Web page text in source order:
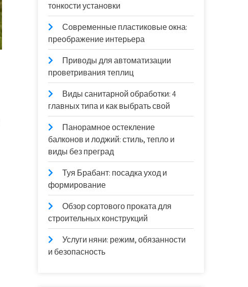
тонкости установки
Современные пластиковые окна:
преображение интерьера
Приводы для автоматизации
проветривания теплиц
Виды санитарной обработки: 4
главных типа и как выбрать свой
Панорамное остекление
балконов и лоджий: стиль, тепло и
виды без преград
Туя Брабант: посадка уход и
формирование
Обзор сортового проката для
строительных конструкций
Услуги няни: режим, обязанности
и безопасность